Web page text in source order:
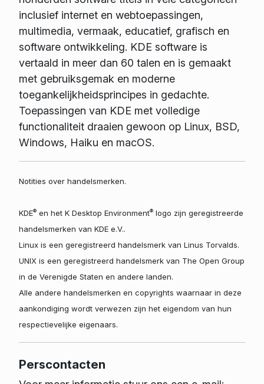
inclusief internet en webtoepassingen,
multimedia, vermaak, educatief, grafisch en
software ontwikkeling. KDE software is
vertaald in meer dan 60 talen en is gemaakt
met gebruiksgemak en moderne
toegankelijkheidsprincipes in gedachte.
Toepassingen van KDE met volledige
functionaliteit draaien gewoon op Linux, BSD,
Windows, Haiku en macOS.
Notities over handelsmerken.
KDE®en het K Desktop Environment®logo zijn geregistreerde
handelsmerken van KDE e.V..
Linux is een geregistreerd handelsmerk van Linus Torvalds.
UNIX is een geregistreerd handelsmerk van The Open Group
in de Verenigde Staten en andere landen.
Alle andere handelsmerken en copyrights waarnaar in deze
aankondiging wordt verwezen zijn het eigendom van hun
respectievelijke eigenaars.
Perscontacten